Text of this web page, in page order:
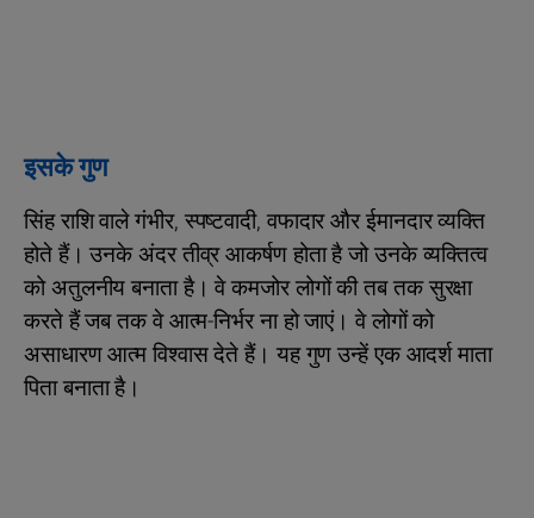
इसके गुण
सिंह राशि वाले गंभीर, स्पष्टवादी, वफादार और ईमानदार व्यक्ति
होते हैं। उनके अंदर तीव्र आकर्षण होता है जो उनके व्यक्तित्व
को अतुलनीय बनाता है। वे कमजोर लोगों की तब तक सुरक्षा
करते हैं जब तक वे आत्म-निर्भर ना हो जाएं। वे लोगों को
असाधारण आत्म विश्वास देते हैं। यह गुण उन्हें एक आदर्श माता
पिता बनाता है।